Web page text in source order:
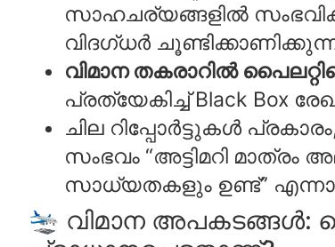
സാഹചര്യങ്ങളിൽ
വിദഗ്ധർ
വിമാന തകരാറിൽ
പ്രത്യേകിച്ച് Black Box
ചില റിപ്പോർട്ടുകൾ
സംഭവം “അട്ടിമറി
സാധ്യതകളും ഉണ്ട്”
🛬 വിമാന അപകടങ്ങൾ: